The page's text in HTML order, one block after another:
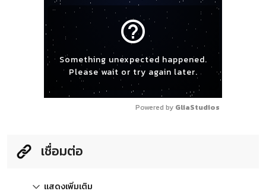
help_outline
Something unexpected happened.
Please wait or try again later.
Powered by GliaStudios
เชื่อมต่อ
แสดงเพิ่มเติม